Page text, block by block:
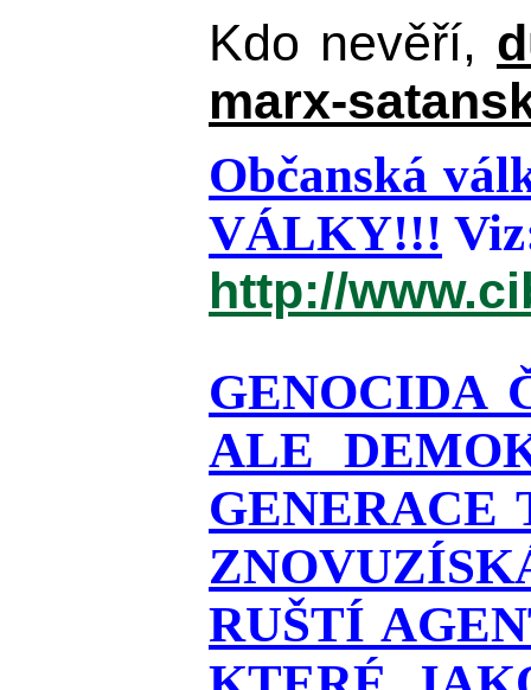
Kdo nevěří,
marx-
Občanská
VÁLKY!!!
http://
GENOCIDA
ALE
RUŠTÍ